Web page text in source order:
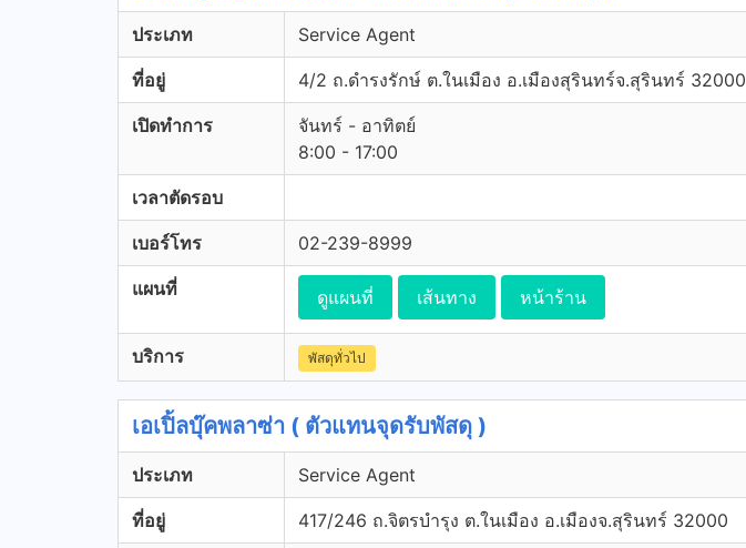
ประเภท Service Agent
ที่อยู่ 4/2 ถ.ดำรงรักษ์ ต.ในเมือง อ.เมืองสุรินทร์จ.สุรินทร์ 32000
เปิดทำการ
จันทร์ - อาทิตย์
8:00 - 17:00
เวลาตัดรอบ
เบอร์โทร 02-239-8999
แผนที่ ดูแผนที่ เส้นทาง หน้าร้าน
บริการ พัสดุทั่วไป
เอเปิ้ลบุ๊คพลาซ่า ( ตัวแทนจุดรับพัสดุ )
ประเภท Service Agent
ที่อยู่ 417/246 ถ.จิตรบำรุง ต.ในเมือง อ.เมืองจ.สุรินทร์ 32000